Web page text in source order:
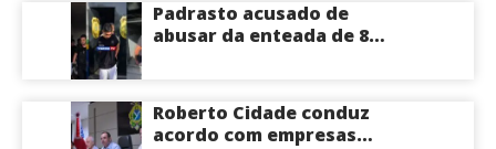
Padrasto acusado de
abusar da enteada de 8
menina pode perder o útero
Roberto Cidade conduz
acordo com empresas